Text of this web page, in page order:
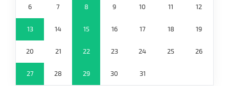
6 7 8 9 10 11 12
13 14 15 16 17 18 19
20 21 22 23 24 25 26
27 28 29 30 31